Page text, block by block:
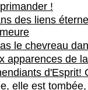
!
des liens
le chevreau
apparences de
d'Esprit!
elle est